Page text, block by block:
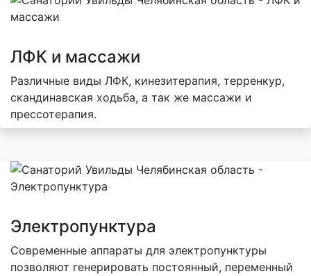
ЛФК и массажи
Различные виды ЛФК, кинезитерапия, терренкур,
скандинавская ходьба, а так же массажи и
прессотерапия.
Электропунктура
Современные аппараты для электропунктуры
позволяют генерировать постоянный, переменный